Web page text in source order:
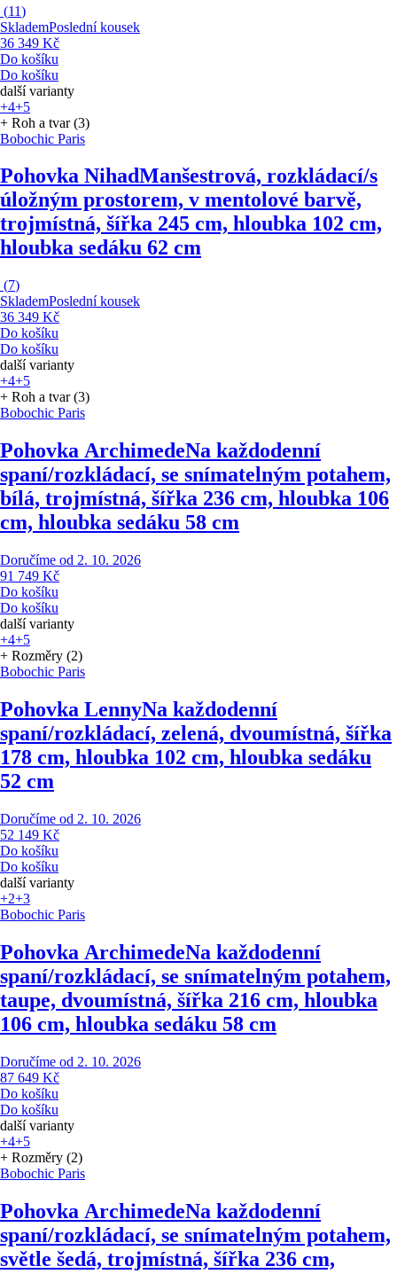
(11)
SklademPoslední kousek
36 349 Kč
Do košíku
Do košíku
další varianty
+4+5
+ Roh a tvar (3)
Bobochic Paris
Pohovka NihadManšestrová, rozkládací/s
úložným prostorem, v mentolové barvě,
trojmístná, šířka 245 cm, hloubka 102 cm,
hloubka sedáku 62 cm
(7)
SklademPoslední kousek
36 349 Kč
Do košíku
Do košíku
další varianty
+4+5
+ Roh a tvar (3)
Bobochic Paris
Pohovka ArchimedeNa každodenní
spaní/rozkládací, se snímatelným potahem,
bílá, trojmístná, šířka 236 cm, hloubka 106
cm, hloubka sedáku 58 cm
Doručíme od 2. 10. 2026
91 749 Kč
Do košíku
Do košíku
další varianty
+4+5
+ Rozměry (2)
Bobochic Paris
Pohovka LennyNa každodenní
spaní/rozkládací, zelená, dvoumístná, šířka
178 cm, hloubka 102 cm, hloubka sedáku
52 cm
Doručíme od 2. 10. 2026
52 149 Kč
Do košíku
Do košíku
další varianty
+2+3
Bobochic Paris
Pohovka ArchimedeNa každodenní
spaní/rozkládací, se snímatelným potahem,
taupe, dvoumístná, šířka 216 cm, hloubka
106 cm, hloubka sedáku 58 cm
Doručíme od 2. 10. 2026
87 649 Kč
Do košíku
Do košíku
další varianty
+4+5
+ Rozměry (2)
Bobochic Paris
Pohovka ArchimedeNa každodenní
spaní/rozkládací, se snímatelným potahem,
světle šedá, trojmístná, šířka 236 cm,